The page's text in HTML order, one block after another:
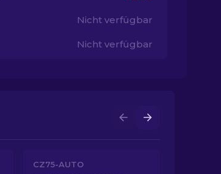
Nicht verfügbar
Nicht verfügbar
CZ75-AUTO